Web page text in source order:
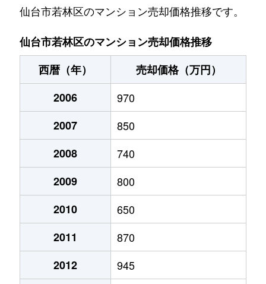
河原町
2,400万円 河原町(宮城)
徒歩1分
河原町
1,700万円 河原町(宮城)
河原町
2,400万円 河原町(宮城)
徒歩6分
河原町
3,700万円
河原町
1,800万円
三百人町
1,000万円
520万円
5,800万円
2,500万円
3,200万円
仙台市若林区のマンション売却価格推移です。
仙台市若林区のマンション売却価格推移
西暦（年）
売却価格（万円）
2006
970
2007
850
2008
740
2009
800
2010
650
2011
870
2012
945